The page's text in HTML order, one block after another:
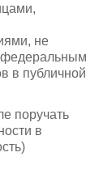
не
федеральным
в публичной
поручать
в